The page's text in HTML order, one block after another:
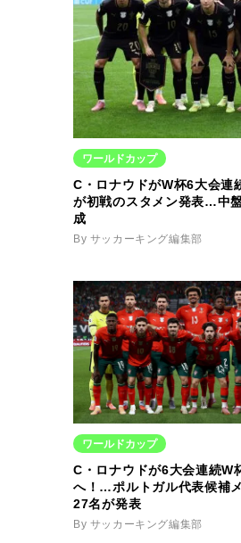
ワールドカップ
C・ロナウドがW杯6大会
が初戦のスタメン発表…中
成
By サッカーキング編集部
ワールドカップ
C・ロナウドが6大会連続W
へ！…ポルトガル代表候補
27名が発表
By サッカーキング編集部